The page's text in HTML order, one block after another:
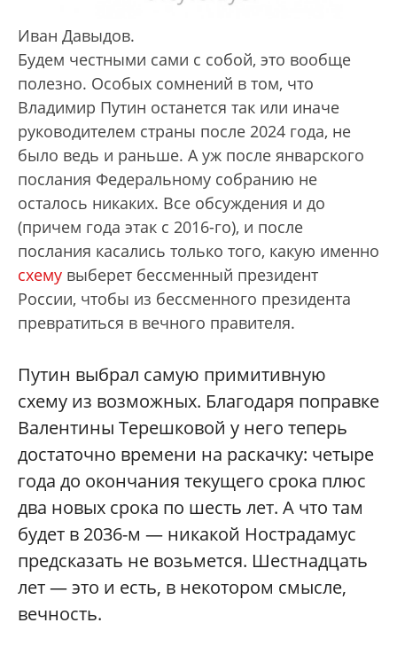
Иван Давыдов.
Будем честными сами с собой, это вообще
полезно. Особых сомнений в том, что
Владимир Путин останется так или иначе
руководителем страны после 2024 года, не
было ведь и раньше. А уж после январского
послания Федеральному собранию не
осталось никаких. Все обсуждения и до
(причем года этак с 2016-го), и после
послания касались только того, какую именно
схему выберет бессменный президент
России, чтобы из бессменного президента
превратиться в вечного правителя.
Путин выбрал самую примитивную
схему из возможных. Благодаря поправке
Валентины Терешковой у него теперь
достаточно времени на раскачку: четыре
года до окончания текущего срока плюс
два новых срока по шесть лет. А что там
будет в 2036-м — никакой Нострадамус
предсказать не возьмется. Шестнадцать
лет — это и есть, в некотором смысле,
вечность.